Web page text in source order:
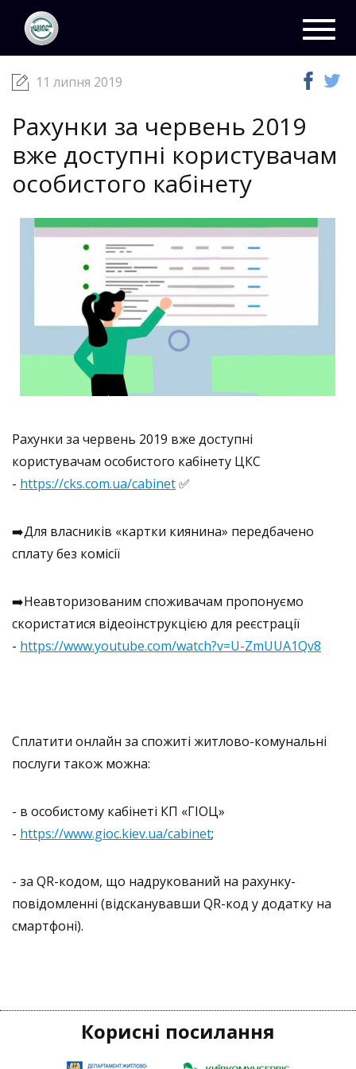
ЦКС
11 липня 2019
Рахунки за червень 2019
вже доступні користувачам
особистого кабінету
Рахунки за червень 2019 вже доступні
користувачам особистого кабінету ЦКС
- https://cks.com.ua/cabinet✅
➡️Для власників «картки киянина» передбачено
сплату без комісії
➡️Неавторизованим споживачам пропонуємо
скористатися відеоінструкцією для реєстрації
- https://www.youtube.com/watch?v=U-ZmUUA1Qv8
Сплатити онлайн за спожиті житлово-комунальні
послуги також можна:
- в особистому кабінеті КП «ГІОЦ»
- https://www.gioc.kiev.ua/cabinet;
- за QR-кодом, що надрукований на рахунку-
повідомленні (відсканувавши QR-код у додатку на
смартфоні).
Корисні посилання